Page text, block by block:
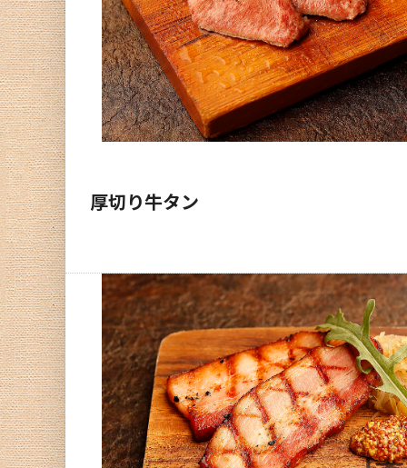
厚切り牛タン